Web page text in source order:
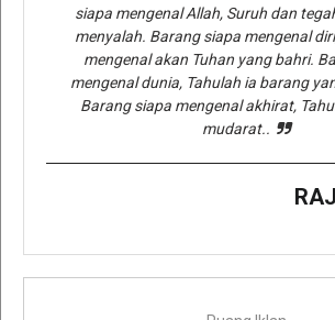
siapa mengenal Allah, Suruh dan
menyalah. Barang siapa mengenal
mengenal akan Tuhan yang bahri.
mengenal dunia, Tahulah ia barang
Barang siapa mengenal akhirat,
mudarat..